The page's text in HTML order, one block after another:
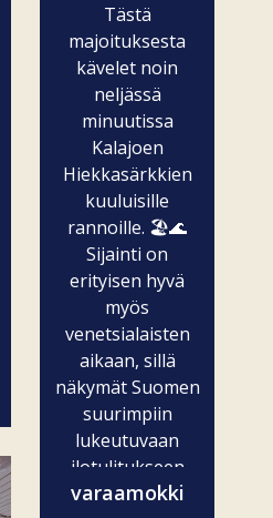
Tästä
majoituksesta
kävelet noin
neljässä
minuutissa
Kalajoen
Hiekkasärkkien
kuuluisille
rannoille. 🏖️🌊
Sijainti on
erityisen hyvä
myös
venetsialaisten
aikaan, sillä
näkymät Suomen
suurimpiin
lukeutuvaan
ilotulitukseen
ovat vain...
varaamokki